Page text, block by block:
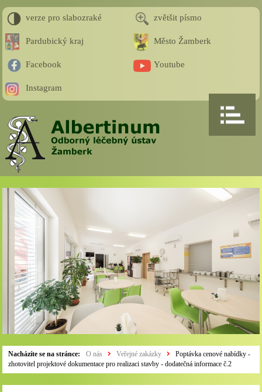
verze pro slabozraké zvětšit písmo
Pardubický kraj Město Žamberk
Facebook Youtube
Instagram
Nacházíte se na stránce: O nás Veřejné zakázky
Poptávka cenové nabídky -
zhotovitel projektové dokumentace pro realizaci stavby - dodatečná informace č.2